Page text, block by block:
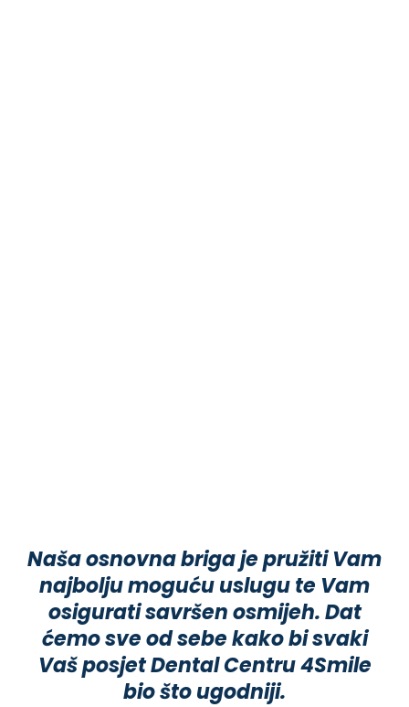
Naša osnovna briga je pružiti Vam
najbolju moguću uslugu te Vam
osigurati savršen osmijeh. Dat
ćemo sve od sebe kako bi svaki
Vaš posjet Dental Centru 4Smile
bio što ugodniji.